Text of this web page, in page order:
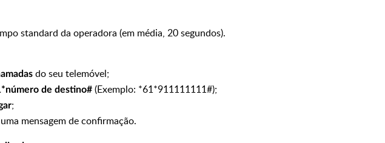
standard da operadora (em média, 20 segundos).
do seu telemóvel;
de destino# (Exemplo: *61*911111111#);
;
mensagem de confirmação.